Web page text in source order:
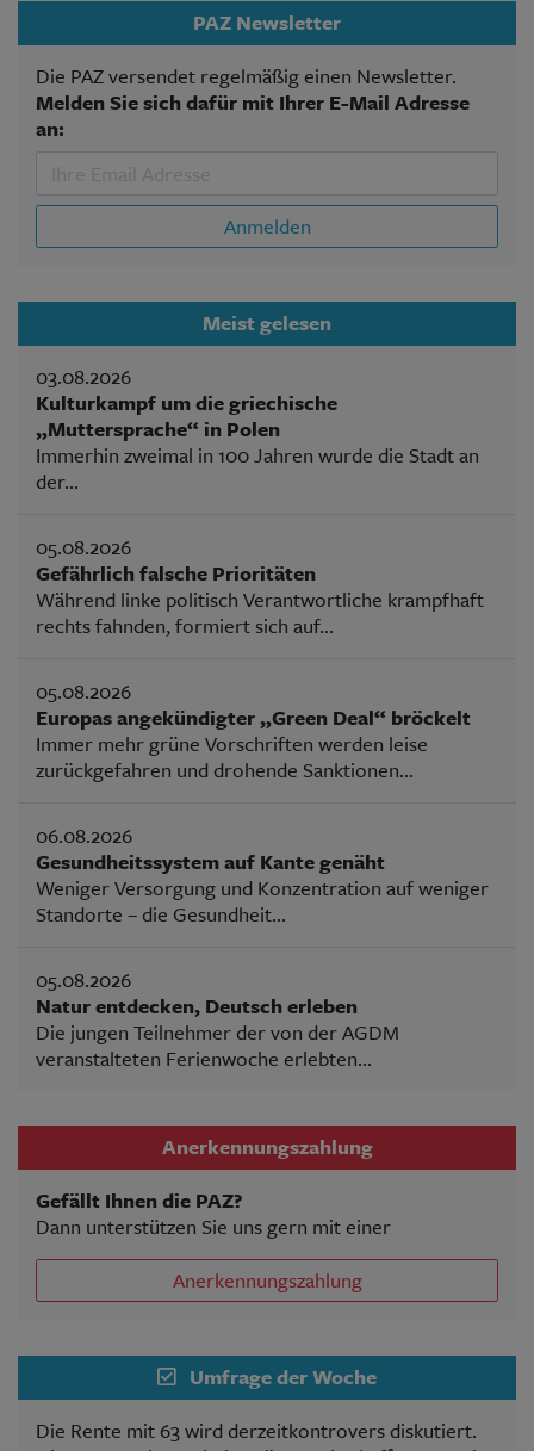
PAZ Newsletter
Die PAZ versendet regelmäßig einen Newsletter.
Melden Sie sich dafür mit Ihrer E-Mail Adresse
an:
Anmelden
Meist gelesen
03.08.2026
Kulturkampf um die griechische
„Muttersprache“ in Polen
Immerhin zweimal in 100 Jahren wurde die Stadt an
der...
05.08.2026
Gefährlich falsche Prioritäten
Während linke politisch Verantwortliche krampfhaft
rechts fahnden, formiert sich auf...
05.08.2026
Europas angekündigter „Green Deal“ bröckelt
Immer mehr grüne Vorschriften werden leise
zurückgefahren und drohende Sanktionen...
06.08.2026
Gesundheitssystem auf Kante genäht
Weniger Versorgung und Konzentration auf weniger
Standorte – die Gesundheit...
05.08.2026
Natur entdecken, Deutsch erleben
Die jungen Teilnehmer der von der AGDM
veranstalteten Ferienwoche erlebten...
Anerkennungszahlung
Gefällt Ihnen die PAZ?
Dann unterstützen Sie uns gern mit einer
Anerkennungszahlung
Umfrage der Woche
Die Rente mit 63 wird derzeitkontrovers diskutiert.